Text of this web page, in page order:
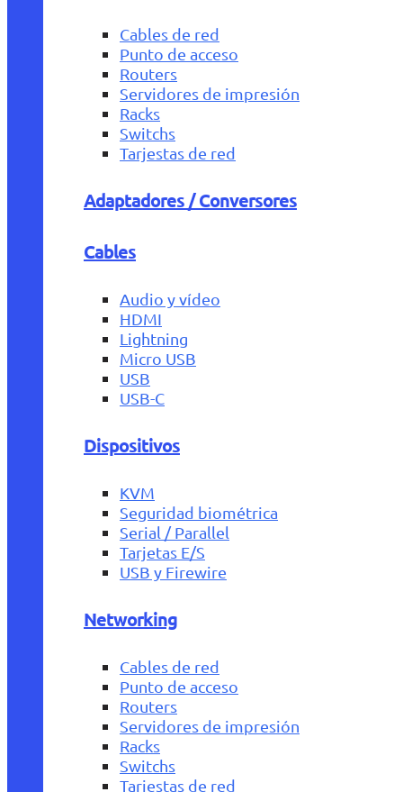
Cables de red
Punto de acceso
Routers
Servidores de impresión
Racks
Switchs
Tarjestas de red
Adaptadores / Conversores
Cables
Audio y vídeo
HDMI
Lightning
Micro USB
USB
USB-C
Dispositivos
KVM
Seguridad biométrica
Serial / Parallel
Tarjetas E/S
USB y Firewire
Networking
Cables de red
Punto de acceso
Routers
Servidores de impresión
Racks
Switchs
Tarjestas de red